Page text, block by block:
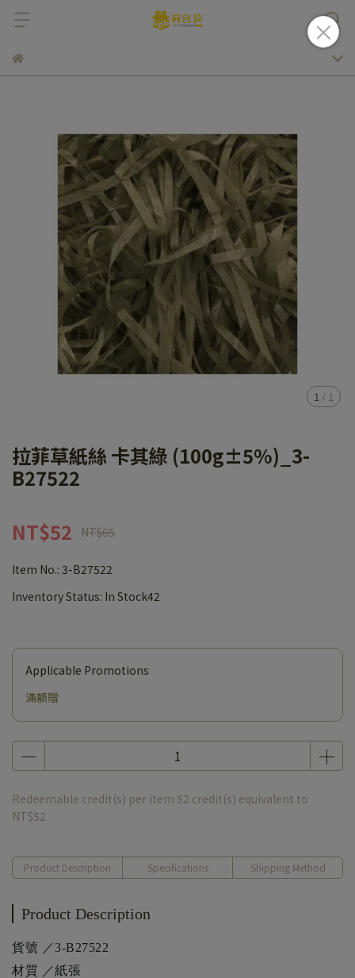
1 / 1
拉菲草紙絲 卡其綠 (100g±5%)_3-
B27522
NT$52 NT$65
Item No.: 3-B27522
Inventory Status: In Stock42
Applicable Promotions
滿額贈
Redeemable credit(s) per item 52 credit(s) equivalent to
NT$52
Product Description Specifications Shipping Method
Product Description
貨號 ／3-B27522
材質 ／紙張